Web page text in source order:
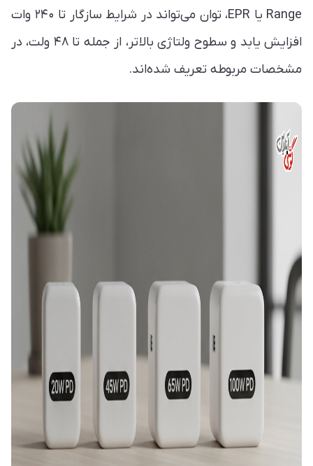
Range یا EPR، توان می‌تواند در شرایط سازگار تا ۲۴۰ وات
افزایش یابد و سطوح ولتاژی بالاتر، از جمله تا ۴۸ ولت، در
مشخصات مربوطه تعریف شده‌اند.